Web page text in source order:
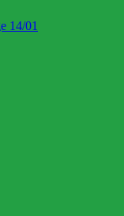
14/01